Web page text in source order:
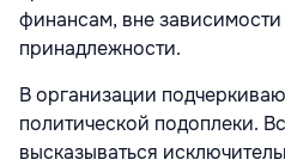
финансам, вне зависимости
принадлежности.
В организации
политической подоплеки.
высказываться